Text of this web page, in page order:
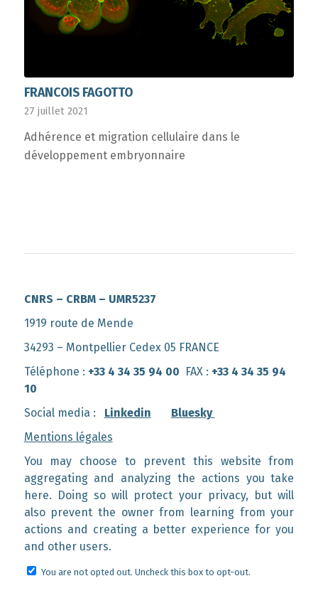
FRANCOIS FAGOTTO
27 juillet 2021
Adhérence et migration cellulaire dans le
développement embryonnaire
CNRS – CRBM – UMR5237
1919 route de Mende
34293 – Montpellier Cedex 05 FRANCE
Téléphone : +33 4 34 35 94 00 FAX : +33 4 34 35 94
10
Social media : Linkedin
Bluesky
Mentions légales
You may choose to prevent this website from
aggregating and analyzing the actions you take
here. Doing so will protect your privacy, but will
also prevent the owner from learning from your
actions and creating a better experience for you
and other users.
You are not opted out. Uncheck this box to opt-out.